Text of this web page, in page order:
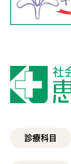
診療科目